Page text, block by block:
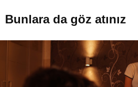
Bunlara da göz atınız